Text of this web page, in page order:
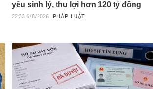
yếu sinh lý, thu lợi hơn 120 tỷ đồng
22:33 6/8/2026 PHÁP LUẬT